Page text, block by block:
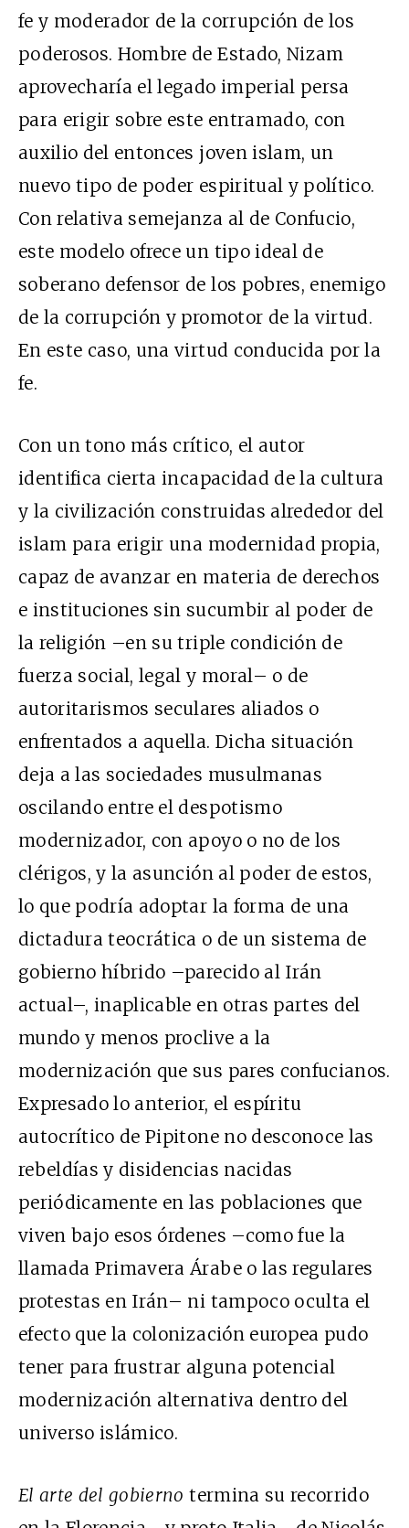
fe y moderador de la corrupción de los
poderosos. Hombre de Estado, Nizam
aprovecharía el legado imperial persa
para erigir sobre este entramado, con
auxilio del entonces joven islam, un
nuevo tipo de poder espiritual y político.
Con relativa semejanza al de Confucio,
este modelo ofrece un tipo ideal de
soberano defensor de los pobres, enemigo
de la corrupción y promotor de la virtud.
En este caso, una virtud conducida por la
fe.
Con un tono más crítico, el autor
identifica cierta incapacidad de la cultura
y la civilización construidas alrededor del
islam para erigir una modernidad propia,
capaz de avanzar en materia de derechos
e instituciones sin sucumbir al poder de
la religión –en su triple condición de
fuerza social, legal y moral– o de
autoritarismos seculares aliados o
enfrentados a aquella. Dicha situación
deja a las sociedades musulmanas
oscilando entre el despotismo
modernizador, con apoyo o no de los
clérigos, y la asunción al poder de estos,
lo que podría adoptar la forma de una
dictadura teocrática o de un sistema de
gobierno híbrido –parecido al Irán
actual–, inaplicable en otras partes del
mundo y menos proclive a la
modernización que sus pares confucianos.
Expresado lo anterior, el espíritu
autocrítico de Pipitone no desconoce las
rebeldías y disidencias nacidas
periódicamente en las poblaciones que
viven bajo esos órdenes –como fue la
llamada Primavera Árabe o las regulares
protestas en Irán– ni tampoco oculta el
efecto que la colonización europea pudo
tener para frustrar alguna potencial
modernización alternativa dentro del
universo islámico.
El arte del gobierno termina su recorrido